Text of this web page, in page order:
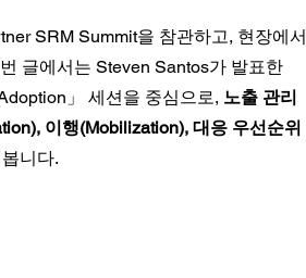
SRM Summit을 참관하고, 현장에서
글에서는 Steven Santos가 발표한
」 세션을 중심으로, 노출 관리
이행(Mobilization), 대응 우선순위
니다.